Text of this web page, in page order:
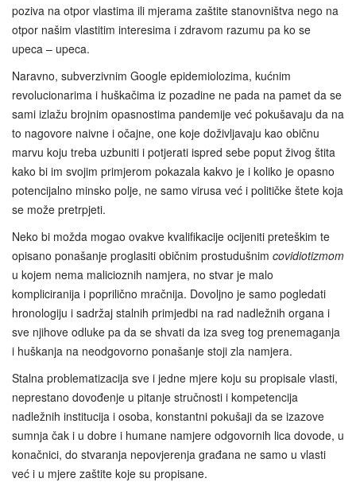
poziva na otpor vlastima ili mjerama zaštite stanovništva nego na
otpor našim vlastitim interesima i zdravom razumu pa ko se
upeca – upeca.
Naravno, subverzivnim Google epidemiolozima, kućnim
revolucionarima i huškačima iz pozadine ne pada na pamet da se
sami izlažu brojnim opasnostima pandemije već pokušavaju da na
to nagovore naivne i očajne, one koje doživljavaju kao običnu
marvu koju treba uzbuniti i potjerati ispred sebe poput živog štita
kako bi im svojim primjerom pokazala kakvo je i koliko je opasno
potencijalno minsko polje, ne samo virusa već i političke štete koja
se može pretrpjeti.
Neko bi možda mogao ovakve kvalifikacije ocijeniti preteškim te
opisano ponašanje proglasiti običnim prostudušnim covidiotizmom
u kojem nema malicioznih namjera, no stvar je malo
kompliciranija i poprilično mračnija. Dovoljno je samo pogledati
hronologiju i sadržaj stalnih primjedbi na rad nadležnih organa i
sve njihove odluke pa da se shvati da iza sveg tog prenemaganja
i huškanja na neodgovorno ponašanje stoji zla namjera.
Stalna problematizacija sve i jedne mjere koju su propisale vlasti,
neprestano dovođenje u pitanje stručnosti i kompetencija
nadležnih institucija i osoba, konstantni pokušaji da se izazove
sumnja čak i u dobre i humane namjere odgovornih lica dovode, u
konačnici, do stvaranja nepovjerenja građana ne samo u vlasti
već i u mjere zaštite koje su propisane.